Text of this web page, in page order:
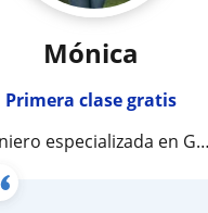
Mónica
Primera clase gratis
en Gestión empresarial, me gusta dar clases en preparatoria o materias de universidad